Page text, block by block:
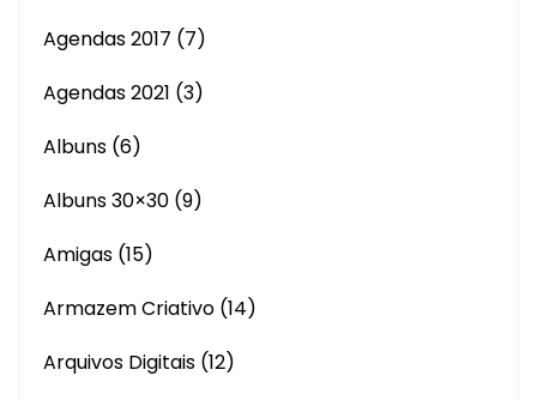
Agendas 2017 (7)
Agendas 2021 (3)
Albuns (6)
Albuns 30×30 (9)
Amigas (15)
Armazem Criativo (14)
Arquivos Digitais (12)